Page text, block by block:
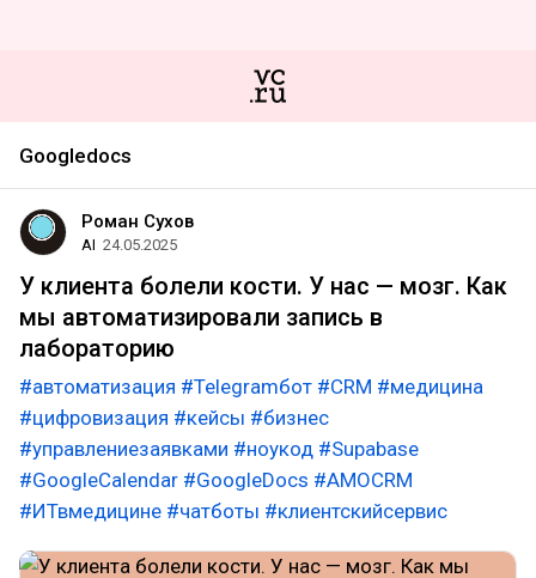
Googledocs
Роман Сухов
AI 24.05.2025
У клиента болели кости. У нас — мозг. Как
мы автоматизировали запись в
лабораторию
#автоматизация #Telegramбот #CRM #медицина
#цифровизация #кейсы #бизнес
#управлениезаявками #ноукод #Supabase
#GoogleCalendar #GoogleDocs #AMOCRM
#ИТвмедицине #чатботы #клиентскийсервис